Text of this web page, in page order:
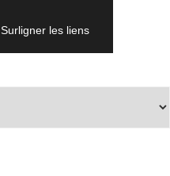
Surligner les liens